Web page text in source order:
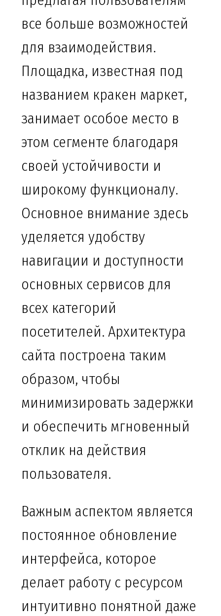
все больше возможностей
для взаимодействия.
Площадка, известная под
названием кракен маркет,
занимает особое место в
этом сегменте благодаря
своей устойчивости и
широкому функционалу.
Основное внимание здесь
уделяется удобству
навигации и доступности
основных сервисов для
всех категорий
посетителей. Архитектура
сайта построена таким
образом, чтобы
минимизировать задержки
и обеспечить мгновенный
отклик на действия
пользователя.
Важным аспектом является
постоянное обновление
интерфейса, которое
делает работу с ресурсом
интуитивно понятной даже